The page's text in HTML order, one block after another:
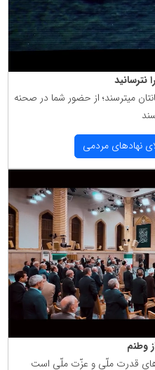
نترسانید
میترسند؛ از حضور شما در صحنه
نهادهای مردمی
وطنم
قدرت ملّی و عزّت ملّی است